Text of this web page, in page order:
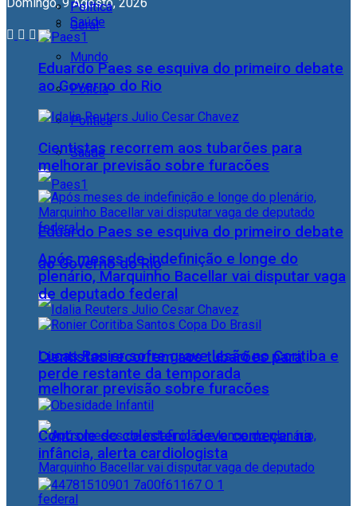
Geral
Mundo
Polícia
Política
Saúde
Eduardo Paes se esquiva do primeiro debate
ao Governo do Rio
Cientistas recorrem aos tubarões para
melhorar previsão sobre furacões
Política
Saúde
Eduardo Paes se esquiva do primeiro debate
ao Governo do Rio
Cientistas recorrem aos tubarões para
melhorar previsão sobre furacões
Após meses de indefinição e longe do
plenário, Marquinho Bacellar vai disputar vaga
de deputado federal
Lucas Ronier sofre grave lesão no Coritiba e
perde restante da temporada
Controle do colesterol deve começar na
infância, alerta cardiologista